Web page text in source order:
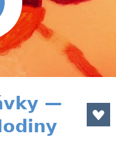
—